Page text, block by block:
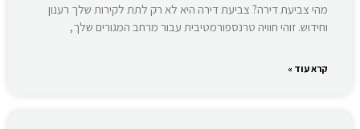
מהי צביעת דירה? צביעת דירה היא לא רק לתת לקירות שלך רענון
וחידוש. זוהי חוויה טרנספורמטיבית עבור מרחב המגורים שלך,
קרא עוד »